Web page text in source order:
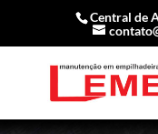
Central de